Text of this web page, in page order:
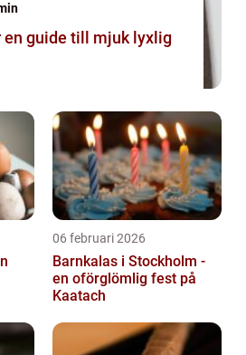
06 februari 2026
Barnkalas i Stockholm -
en oförglömlig fest på
Kaatach